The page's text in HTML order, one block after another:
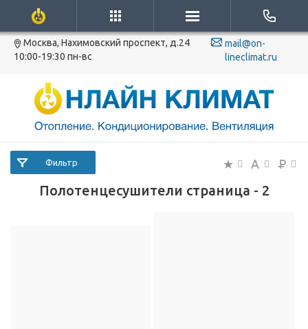
Москва, Нахимовский проспект, д.24
10:00-19:30 пн-вс
mail@on-
lineclimat.ru
Полотенцесушители страница - 2
Фильтр